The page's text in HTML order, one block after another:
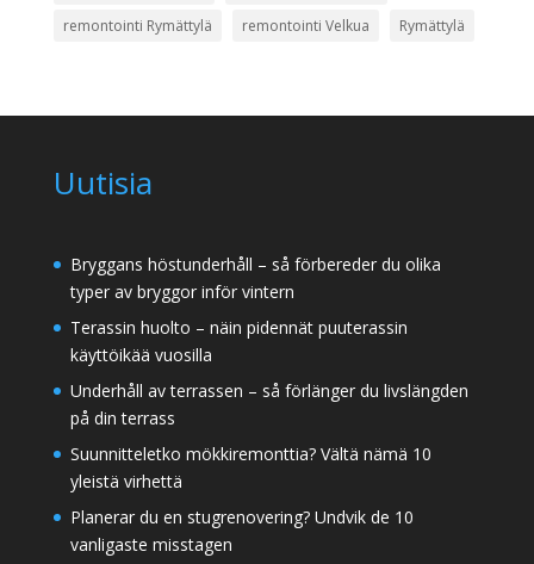
remontointi Rymättylä
remontointi Velkua Rymättylä
Uutisia
Bryggans höstunderhåll – så förbereder du olika
typer av bryggor inför vintern
Terassin huolto – näin pidennät puuterassin
käyttöikää vuosilla
Underhåll av terrassen – så förlänger du livslängden
på din terrass
Suunnitteletko mökkiremonttia? Vältä nämä 10
yleistä virhettä
Planerar du en stugrenovering? Undvik de 10
vanligaste misstagen